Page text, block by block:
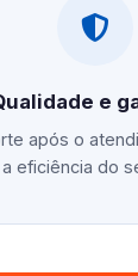
e
após o
a eficiência do